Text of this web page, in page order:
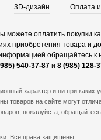
3D-дизайн Оплата
можете оплатить покупки
приобретения товара и
обращайтесь
540-37-87 и 8 (985) 128-
характер и ни при каких
на сайте могут
пожалуйста,
Все права защищены.